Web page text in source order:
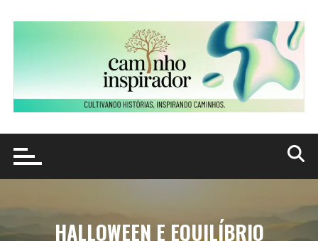
para
conteúdo
HALLOWEEN E EQUILÍBRIO